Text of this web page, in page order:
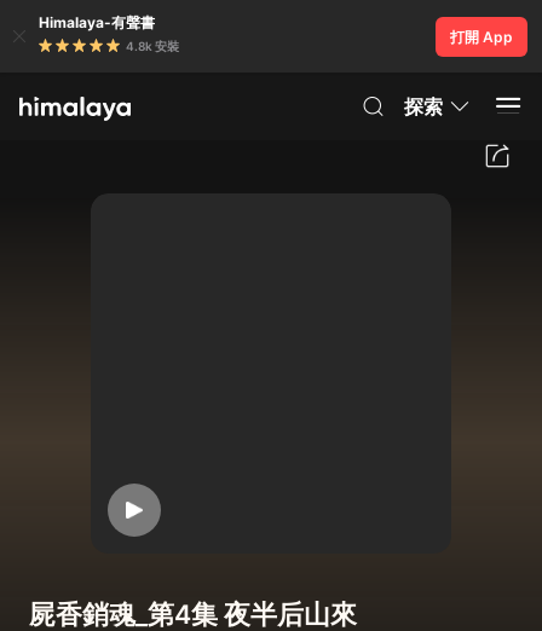
Himalaya-有聲書
4.8k 安裝
打開 App
探索
屍香銷魂_第4集 夜半后山來